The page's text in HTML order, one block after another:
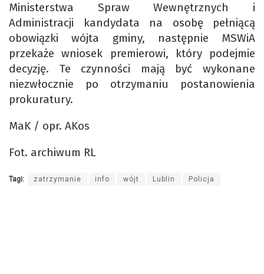
Ministerstwa Spraw Wewnętrznych i
Administracji kandydata na osobę pełniącą
obowiązki wójta gminy, następnie MSWiA
przekaże wniosek premierowi, który podejmie
decyzję. Te czynności mają być wykonane
niezwłocznie po otrzymaniu postanowienia
prokuratury.
MaK / opr. AKos
Fot. archiwum RL
Tagi: zatrzymanie info wójt Lublin Policja